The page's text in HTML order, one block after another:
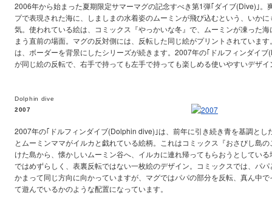
2006年から始まった夏期限定サマーマグの記念すべき第1弾｢ダイブ(Dive)｣。
プで表現された海に、しましまの水着姿のムーミンが飛び込むという、いか
気。使われている絵は、コミックス『やっかいな冬』で、ムーミンが凍った
まう直前の場面。マグの反対側には、反転した同じ絵がプリントされていま
は、ボーダーを背景にしたシリーズが続きます。2007年の｢ドルフィンダイ
が同じ絵の反転で、右手で持っても左手で持っても楽しめる使いやすいデザイ
Dolphin dive
2007
2007年の｢ドルフィンダイブ(Dolphin dive)｣は、前年に引き続き青を基調とし
とムーミンママがイルカと戯れている絵柄。これはコミックス『おさびし島
けた島から、懐かしいムーミン谷へ、イルカに連れ帰ってもらおうとしてい
ではめずらしく、表裏反転ではない一枚絵のデザイン。コミックスでは、パ
かまって同じ方向に向かっていますが、マグではパパの部分を反転、真ん中
て遊んでいるかのような配置になっています。